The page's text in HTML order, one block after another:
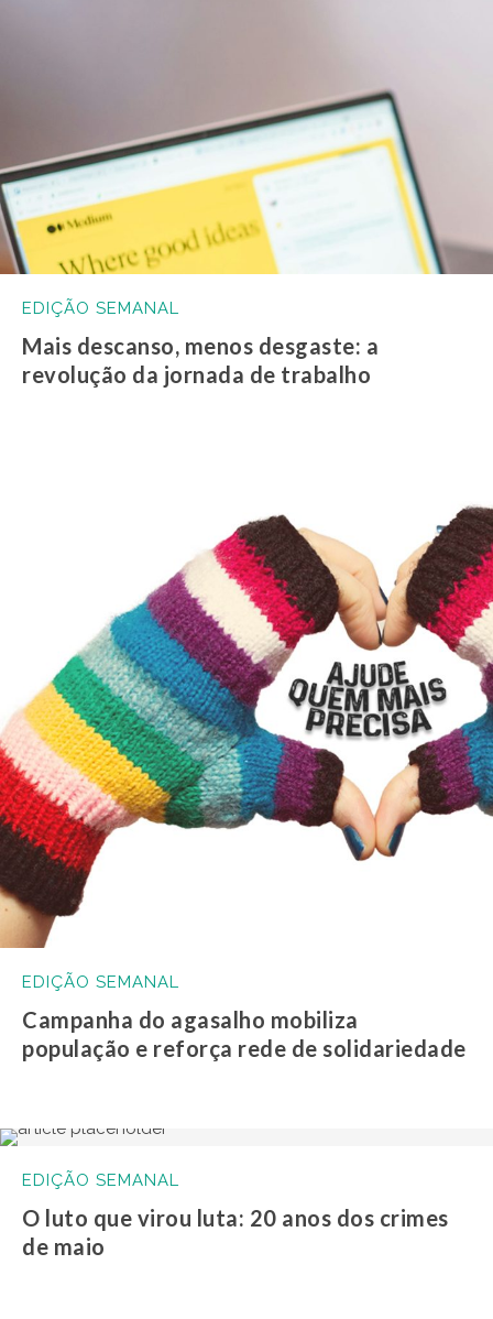
EDIÇÃO SEMANAL
Mais descanso, menos desgaste: a
revolução da jornada de trabalho
EDIÇÃO SEMANAL
Campanha do agasalho mobiliza
população e reforça rede de solidariedade
EDIÇÃO SEMANAL
O luto que virou luta: 20 anos dos crimes
de maio